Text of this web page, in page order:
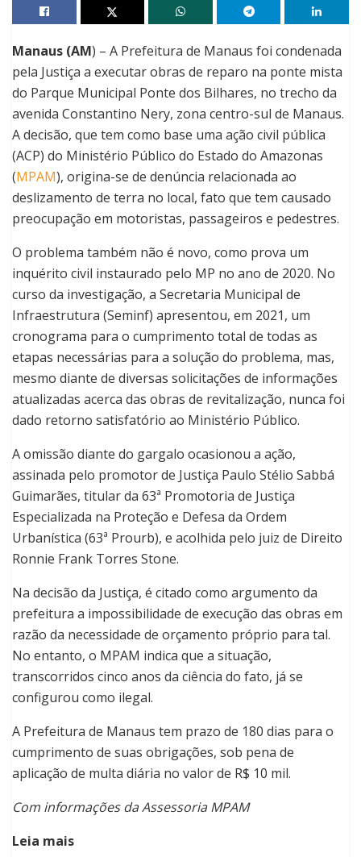
Manaus (AM) – A Prefeitura de Manaus foi condenada
pela Justiça a executar obras de reparo na ponte mista
do Parque Municipal Ponte dos Bilhares, no trecho da
avenida Constantino Nery, zona centro-sul de Manaus.
A decisão, que tem como base uma ação civil pública
(ACP) do Ministério Público do Estado do Amazonas
(MPAM), origina-se de denúncia relacionada ao
deslizamento de terra no local, fato que tem causado
preocupação em motoristas, passageiros e pedestres.
O problema também não é novo, como prova um
inquérito civil instaurado pelo MP no ano de 2020. No
curso da investigação, a Secretaria Municipal de
Infraestrutura (Seminf) apresentou, em 2021, um
cronograma para o cumprimento total de todas as
etapas necessárias para a solução do problema, mas,
mesmo diante de diversas solicitações de informações
atualizadas acerca das obras de revitalização, nunca foi
dado retorno satisfatório ao Ministério Público.
A omissão diante do gargalo ocasionou a ação,
assinada pelo promotor de Justiça Paulo Stélio Sabbá
Guimarães, titular da 63ª Promotoria de Justiça
Especializada na Proteção e Defesa da Ordem
Urbanística (63ª Prourb), e acolhida pelo juiz de Direito
Ronnie Frank Torres Stone.
Na decisão da Justiça, é citado como argumento da
prefeitura a impossibilidade de execução das obras em
razão da necessidade de orçamento próprio para tal.
No entanto, o MPAM indica que a situação,
transcorridos cinco anos da ciência do fato, já se
configurou como ilegal.
A Prefeitura de Manaus tem prazo de 180 dias para o
cumprimento de suas obrigações, sob pena de
aplicação de multa diária no valor de R$ 10 mil.
Com informações da Assessoria MPAM
Leia mais